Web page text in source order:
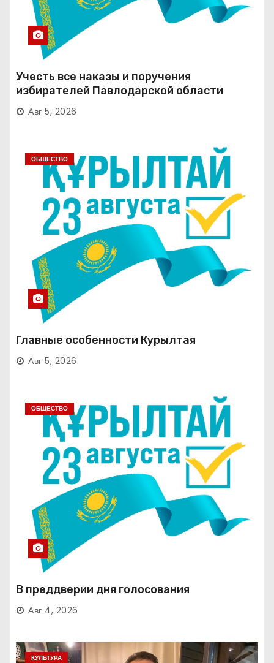
Учесть все наказы и поручения
избирателей Павлодарской области
Авг 5, 2026
ОБЩЕСТВО
Главные особенности Курылтая
Авг 5, 2026
ОБЩЕСТВО
В преддверии дня голосования
Авг 4, 2026
КУЛЬТУРА